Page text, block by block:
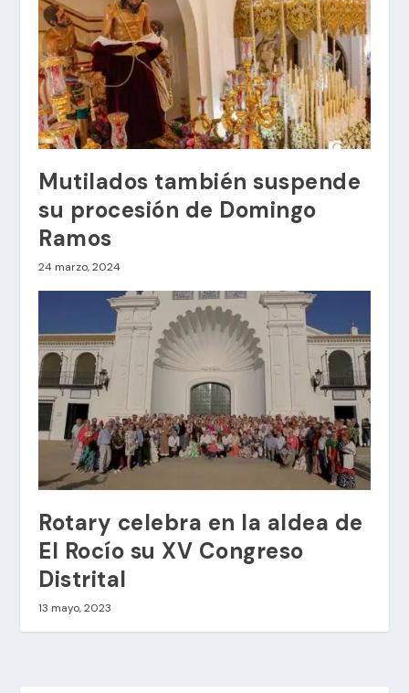
Mutilados también suspende
su procesión de Domingo
Ramos
24 marzo, 2024
Rotary celebra en la aldea de
El Rocío su XV Congreso
Distrital
13 mayo, 2023